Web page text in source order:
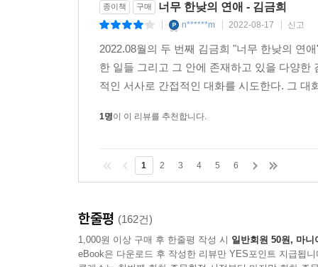
종이책 구매 너무 한낮의 연애 - 김금희
n******m 2022-08-17 신고
2022.08월의 두 번째 김금희 "너무 한낮의 연
한 일들 그리고 그 안에 존재하고 있을 다양
적인 서사로 간접적인 대화를 시도한다. 그
1명이 이 리뷰를 추천합니다.
1 2 3 4 5 6
한줄평 (162건)
1,000원 이상 구매 후 한줄평 작성 시 일반회원 50원, 마니
eBook은 다운로드 후 작성한 리뷰만 YES포인트 지급됩니